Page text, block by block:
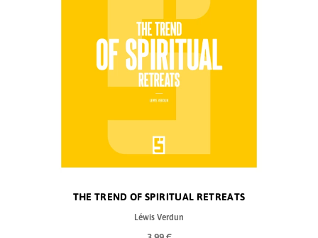
THE TREND OF SPIRITUAL RETREATS
Léwis Verdun